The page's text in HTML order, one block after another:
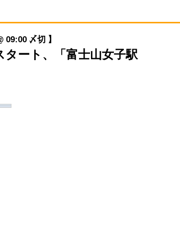
〆切 】
タート、「富士山女子駅